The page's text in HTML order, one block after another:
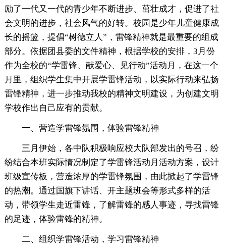
励了一代又一代的青少年不断进步、茁壮成才，促进了社
会文明的进步，社会风气的好转。校园是少年儿童健康成
长的摇篮，提倡“树德立人”，雷锋精神就是最重要的组成
部分。依据团县委的文件精神，根据学校的安排，3月份
作为全校的“学雷锋、献爱心、见行动”活动月，在这一个
月里，组织学生集中开展学雷锋活动，以实际行动来弘扬
雷锋精神，进一步推动我校的精神文明建设，为创建文明
学校作出自己应有的贡献。
一、营造学雷锋氛围，体验雷锋精神
三月伊始，各中队积极响应校大队部发出的号召，纷
纷结合本班实际情况制定了学雷锋活动月活动方案，设计
班级宣传板，营造浓厚的学雷锋氛围，由此掀起了学雷锋
的热潮。通过国旗下讲话、开主题班会等形式多样的活
动，带领学生走近雷锋，了解雷锋的感人事迹，寻找雷锋
的足迹，体验雷锋的精神。
二、组织学雷锋活动，学习雷锋精神